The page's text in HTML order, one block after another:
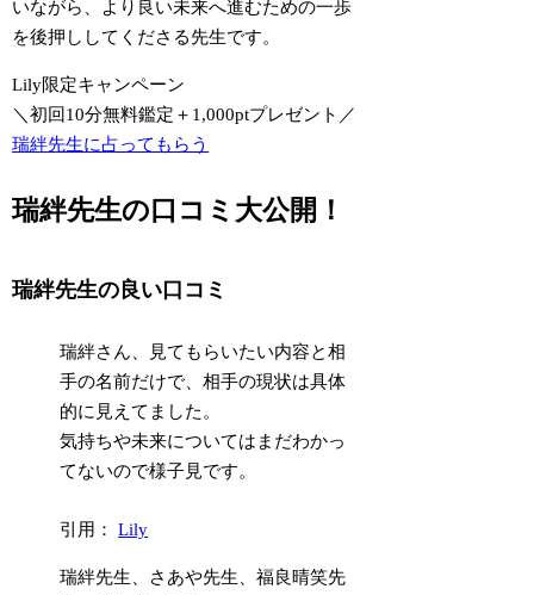
いながら、より良い未来へ進むための一歩
を後押ししてくださる先生です。
Lily限定キャンペーン
＼初回10分無料鑑定＋1,000ptプレゼント／
瑞絆先生に占ってもらう
瑞絆先生の口コミ大公開！
瑞絆先生の良い口コミ
瑞絆さん、見てもらいたい内容と相
手の名前だけで、相手の現状は具体
的に見えてました。
気持ちや未来についてはまだわかっ
てないので様子見です。
引用：Lily
瑞絆先生、さあや先生、福良晴笑先